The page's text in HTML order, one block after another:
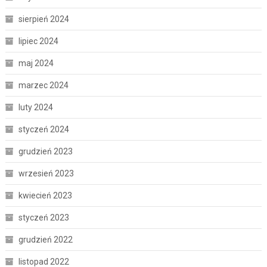
sierpień 2024
lipiec 2024
maj 2024
marzec 2024
luty 2024
styczeń 2024
grudzień 2023
wrzesień 2023
kwiecień 2023
styczeń 2023
grudzień 2022
listopad 2022